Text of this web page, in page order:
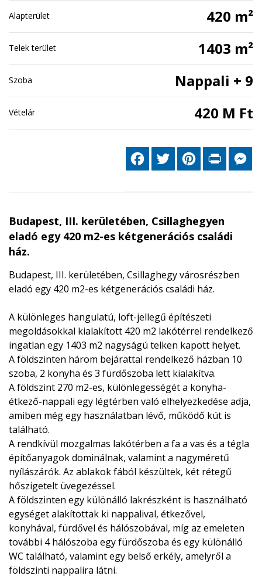
Alapterület 420 m²
Telek terület 1403 m²
Szoba Nappali + 9
Vételár 420 M Ft
FacebookTwitter PinterestPrint
Budapest, III. kerületében, Csillaghegyen
eladó egy 420 m2-es kétgenerációs családi
ház.
Budapest, III. kerületében, Csillaghegy városrészben
eladó egy 420 m2-es kétgenerációs családi ház.
A különleges hangulatú, loft-jellegű építészeti
megoldásokkal kialakított 420 m2 lakótérrel rendelkező
ingatlan egy 1403 m2 nagyságú telken kapott helyet.
A földszinten három bejárattal rendelkező házban 10
szoba, 2 konyha és 3 fürdőszoba lett kialakítva.
A földszint 270 m2-es, különlegességét a konyha-
étkező-nappali egy légtérben való elhelyezkedése adja,
amiben még egy használatban lévő, működő kút is
található.
A rendkívül mozgalmas lakótérben a fa a vas és a tégla
építőanyagok dominálnak, valamint a nagyméretű
nyílászárók. Az ablakok fából készültek, két rétegű
hőszigetelt üvegezéssel.
A földszinten egy különálló lakrészként is használható
egységet alakítottak ki nappalival, étkezővel,
konyhával, fürdővel és hálószobával, míg az emeleten
további 4 hálószoba egy fürdőszoba és egy különálló
WC található, valamint egy belső erkély, amelyről a
földszinti nappalira látni.